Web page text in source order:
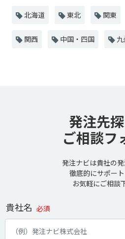
北海道 東北 関東
関西 中国・四国
発注先
ご相談フ
発注ナビは貴社の
徹底的にサポート
お気軽にご相談
貴社名 必須